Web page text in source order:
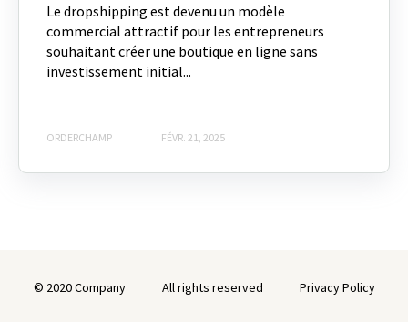
Le dropshipping est devenu un modèle
commercial attractif pour les entrepreneurs
souhaitant créer une boutique en ligne sans
investissement initial...
ORDERCHAMP FÉVR. 21, 2025
© 2020 Company All rights reserved Privacy Policy